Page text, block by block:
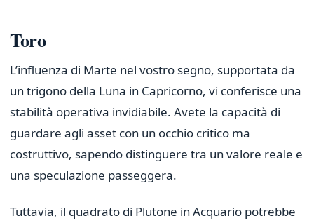
Toro
L’influenza di Marte nel vostro segno, supportata da
un trigono della Luna in Capricorno, vi conferisce una
stabilità operativa invidiabile. Avete la capacità di
guardare agli asset con un occhio critico ma
costruttivo, sapendo distinguere tra un valore reale e
una speculazione passeggera.
Tuttavia, il quadrato di Plutone in Acquario potrebbe